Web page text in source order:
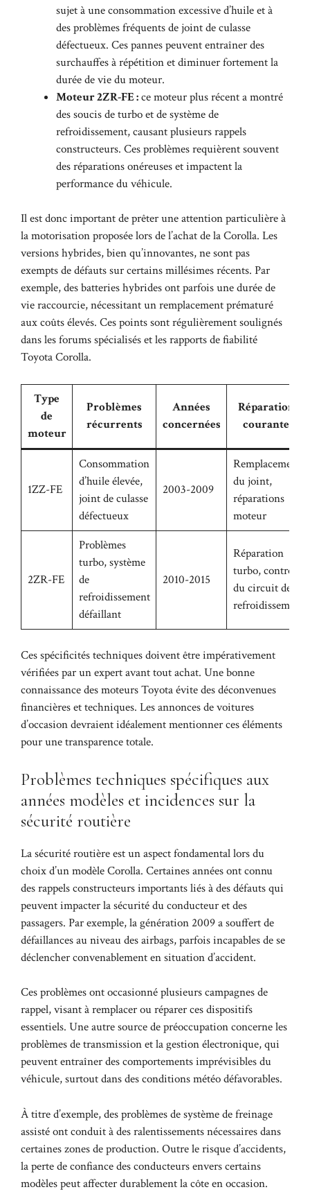
sujet à une consommation excessive d’huile et à
des problèmes fréquents de joint de culasse
défectueux. Ces pannes peuvent entraîner des
surchauffes à répétition et diminuer fortement la
durée de vie du moteur.
Moteur 2ZR-FE :ce moteur plus récent a montré
des soucis de turbo et de système de
refroidissement, causant plusieurs rappels
constructeurs. Ces problèmes requièrent souvent
des réparations onéreuses et impactent la
performance du véhicule.
Il est donc important de prêter une attention particulière à
la motorisation proposée lors de l’achat de la Corolla. Les
versions hybrides, bien qu’innovantes, ne sont pas
exempts de défauts sur certains millésimes récents. Par
exemple, des batteries hybrides ont parfois une durée de
vie raccourcie, nécessitant un remplacement prématuré
aux coûts élevés. Ces points sont régulièrement soulignés
dans les forums spécialisés et les rapports defiabilité
Toyota Corolla.
Type
de
moteur
Problèmes
récurrents
Années
concernées
Réparations
courantes
1ZZ-FE
Consommation
d’huile élevée,
joint de culasse
défectueux
2003-2009
Remplacement
du joint,
réparations
moteur
2ZR-FE
Problèmes
turbo, système
de
refroidissement
défaillant
2010-2015
Réparation
turbo, contrôle
du circuit de
refroidissement
Ces spécificités techniques doivent être impérativement
vérifiées par un expert avant tout achat. Une bonne
connaissance des moteurs Toyota évite des déconvenues
financières et techniques. Les annonces de voitures
d’occasion devraient idéalement mentionner ces éléments
pour une transparence totale.
Problèmes techniques spécifiques aux
années modèles et incidences sur la
sécurité routière
La sécurité routière est un aspect fondamental lors du
choix d’un modèle Corolla. Certaines années ont connu
des rappels constructeurs importants liés à des défauts qui
peuvent impacter la sécurité du conducteur et des
passagers. Par exemple, la génération 2009 a souffert de
défaillances au niveau des airbags, parfois incapables de se
déclencher convenablement en situation d’accident.
Ces problèmes ont occasionné plusieurs campagnes de
rappel, visant à remplacer ou réparer ces dispositifs
essentiels. Une autre source de préoccupation concerne les
problèmes de transmission et la gestion électronique, qui
peuvent entraîner des comportements imprévisibles du
véhicule, surtout dans des conditions météo défavorables.
À titre d’exemple, des problèmes de système de freinage
assisté ont conduit à des ralentissements nécessaires dans
certaines zones de production. Outre le risque d’accidents,
la perte de confiance des conducteurs envers certains
modèles peut affecter durablement la côte en occasion.